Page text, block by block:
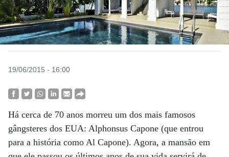
19/06/2015 - 16:00
Há cerca de 70 anos morreu um dos mais famosos
gângsteres dos EUA: Alphonsus Capone (que entrou
para a história como Al Capone). Agora, a mansão em